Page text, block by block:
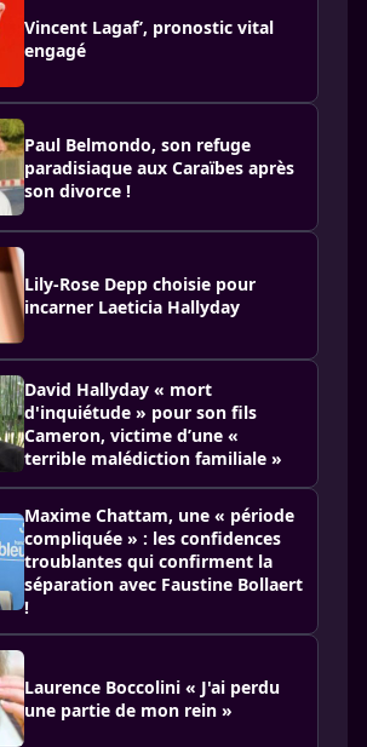
Vincent Lagaf’, pronostic vital
engagé
Paul Belmondo, son refuge
paradisiaque aux Caraïbes après
son divorce !
Lily-Rose Depp choisie pour
incarner Laeticia Hallyday
David Hallyday « mort
d'inquiétude » pour son fils
Cameron, victime d’une «
terrible malédiction familiale »
Maxime Chattam, une « période
compliquée » : les confidences
troublantes qui confirment la
séparation avec Faustine Bollaert
!
Laurence Boccolini « J'ai perdu
une partie de mon rein »